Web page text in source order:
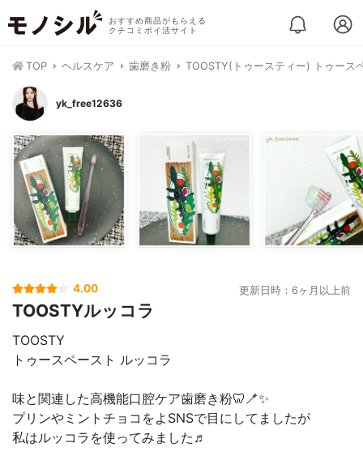
おすすめ商品がもらえる
クチコミポイ活サイト
TOP ヘルスケア 歯磨き粉 TOOSTY(トゥースティー) トゥース
yk_free12636
4.00 更新日時：6ヶ月以上前
TOOSTYルッコラ
TOOSTY
トゥースペースト ルッコラ
味と関連した高機能口腔ケア歯磨き粉🦷🪥✨
プリンやミントチョコをよSNSで目にしてましたが
私はルッコラを使ってみました♬